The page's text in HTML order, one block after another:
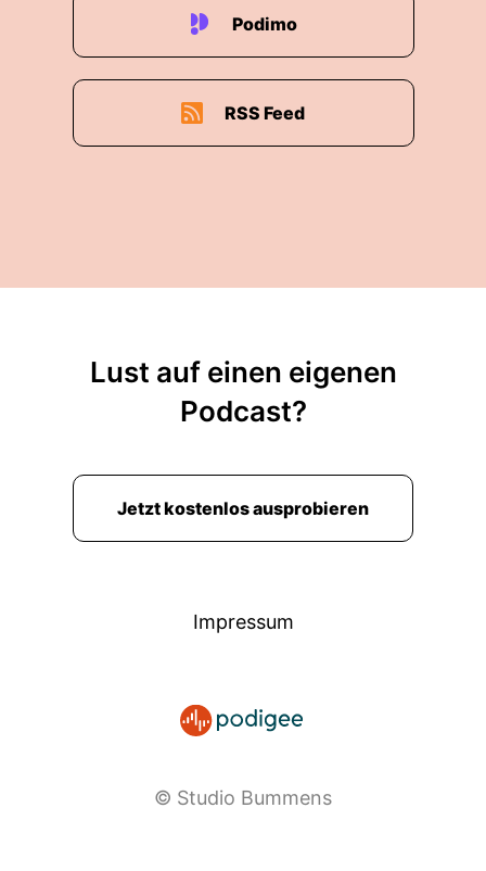
Podimo
RSS Feed
Lust auf einen eigenen
Podcast?
Jetzt kostenlos ausprobieren
Impressum
© Studio Bummens